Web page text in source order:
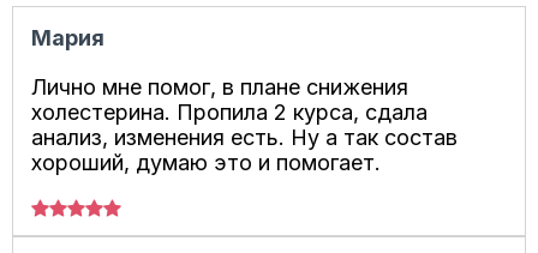
Мария
Лично мне помог, в плане снижения
холестерина. Пропила 2 курса, сдала
анализ, изменения есть. Ну а так состав
хороший, думаю это и помогает.